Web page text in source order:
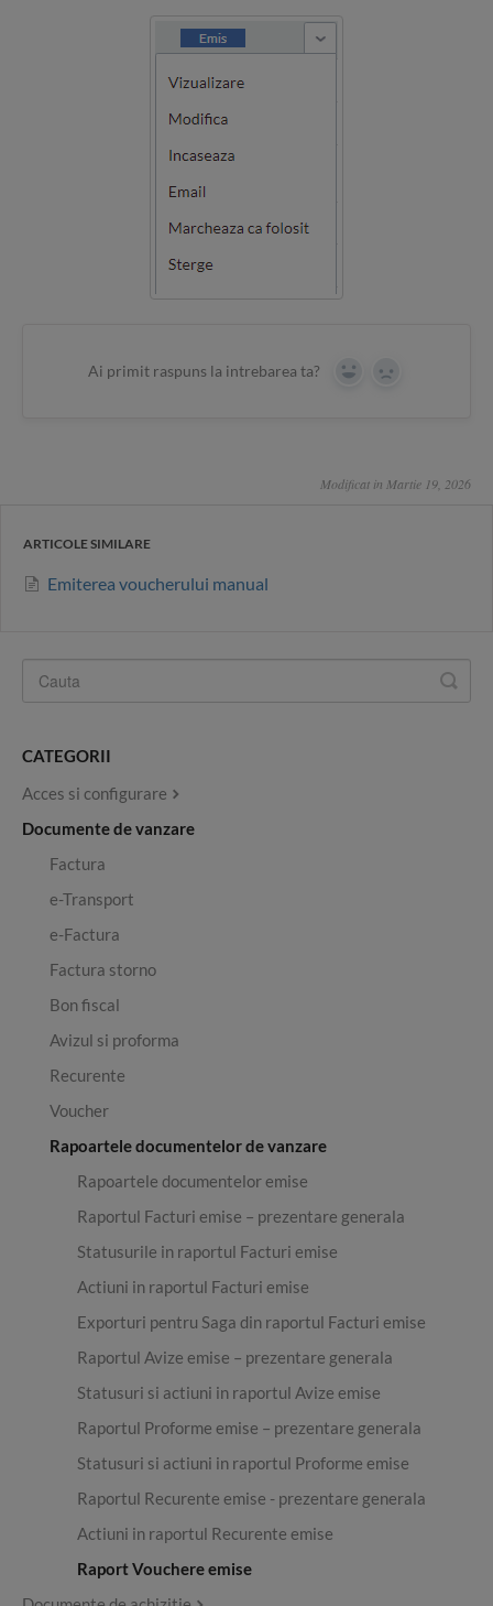
Ai primit raspuns la intrebarea ta? Yes No
Modificat in Martie 19, 2026
ARTICOLE SIMILARE
Emiterea voucherului manual
CATEGORII
Acces si configurare
Documente de vanzare
Factura
e-Transport
e-Factura
Factura storno
Bon fiscal
Avizul si proforma
Recurente
Voucher
Rapoartele documentelor de vanzare
Rapoartele documentelor emise
Raportul Facturi emise – prezentare generala
Statusurile in raportul Facturi emise
Actiuni in raportul Facturi emise
Exporturi pentru Saga din raportul Facturi emise
Raportul Avize emise – prezentare generala
Statusuri si actiuni in raportul Avize emise
Raportul Proforme emise – prezentare generala
Statusuri si actiuni in raportul Proforme emise
Raportul Recurente emise - prezentare generala
Actiuni in raportul Recurente emise
Raport Vouchere emise